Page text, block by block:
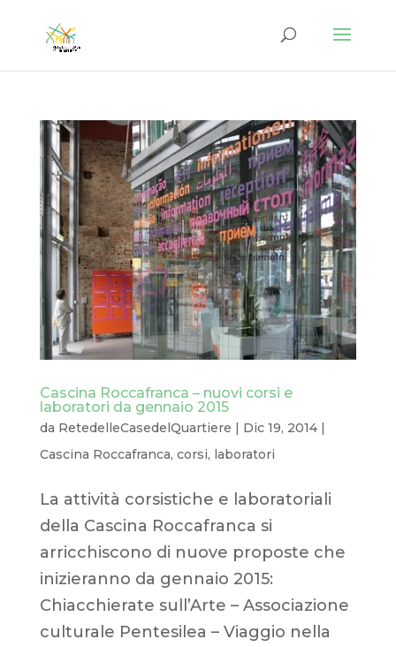
Cascina Roccafranca – nuovi corsi e
laboratori da gennaio 2015
da RetedelleCasedelQuartiere | Dic 19, 2014|
Cascina Roccafranca, corsi, laboratori
La attività corsistiche e laboratoriali
della Cascina Roccafranca si
arricchiscono di nuove proposte che
inizieranno da gennaio 2015:
Chiacchierate sull’Arte – Associazione
culturale Pentesilea – Viaggio nella